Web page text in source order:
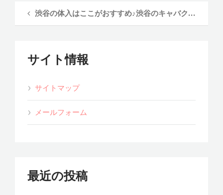
渋谷の体入はここがおすすめ♪渋谷のキャバクラ「SEASIDE」の紹介
サイト情報
サイトマップ
メールフォーム
最近の投稿